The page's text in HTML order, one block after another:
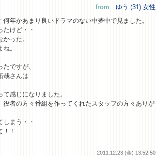
from ゆう (31) 女性
年かあまり良いドラマのない中夢中で見ました。
けど・・
った。
。
ですが、
哉さんは
感じになりました。
役者の方々番組を作ってくれたスタッフの方々ありが
まう・・
！
2011.12.23 (金) 13:52:50